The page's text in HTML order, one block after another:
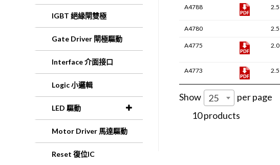
A4788 2.5
A4780 2.5
A4775 2.0
A4773 2.5
Show 25
per page
10 products
IGBT 絕緣閘雙極
Gate Driver 閘極驅動
Interface 介面接口
Logic 小邏輯
LED 驅動
Motor Driver 馬達驅動
Reset 復位IC